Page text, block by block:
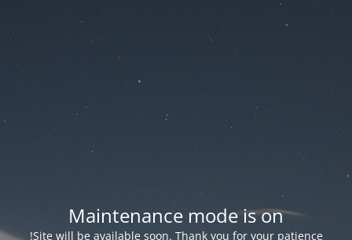
Maintenance mode is on
Site will be available soon. Thank you for your patience!